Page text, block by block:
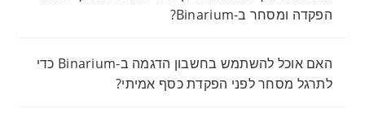
הפקדה ומסחר ב-Binarium?
האם אוכל להשתמש בחשבון הדגמה ב-Binarium כדי
לתרגל מסחר לפני הפקדת כסף אמיתי?